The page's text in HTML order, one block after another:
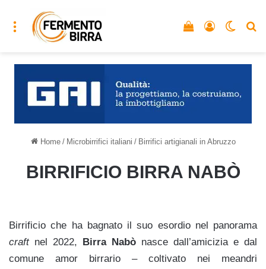
Menu Accedi
Vedi il carrello
Home / Microbirrifici italiani / Birrifici artigianali in Abruzzo
BIRRIFICIO BIRRA NABÒ
Birrificio che ha bagnato il suo esordio nel panorama
craftnel 2022, Birra Nabò nasce dall’amicizia e dal
comune amor birrario – coltivato nei meandri